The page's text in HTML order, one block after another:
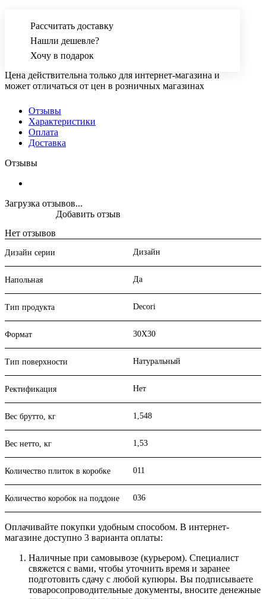
Рассчитать доставку
Нашли дешевле?
Хочу в подарок
Цена действительна только для интернет-магазина и
может отличаться от цен в розничных магазинах
Отзывы
Характеристики
Оплата
Доставка
Отзывы
Загрузка отзывов...
Нет отзывов
Добавить отзыв
Дизайн серии Дизайн
Напольная Да
Тип продукта Decori
Формат 30X30
Тип поверхности Натуральный
Ректификация Нет
Вес брутто, кг 1,548
Вес нетто, кг 1,53
Количество плиток в коробке 011
Количество коробок на поддоне 036
Оплачивайте покупки удобным способом. В интернет-
магазине доступно 3 варианта оплаты:
Наличные при самовывозе (курьером). Специалист
свяжется с вами, чтобы уточнить время и заранее
подготовить сдачу с любой купюры. Вы подписываете
товаросопроводительные документы, вносите денежные